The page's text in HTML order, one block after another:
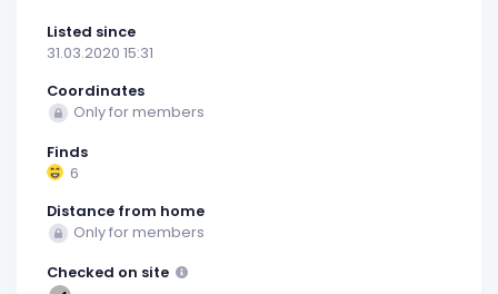
Listed since
31.03.2020 15:31
Coordinates
Only for members
Finds
6
Distance from home
Only for members
Checked on site